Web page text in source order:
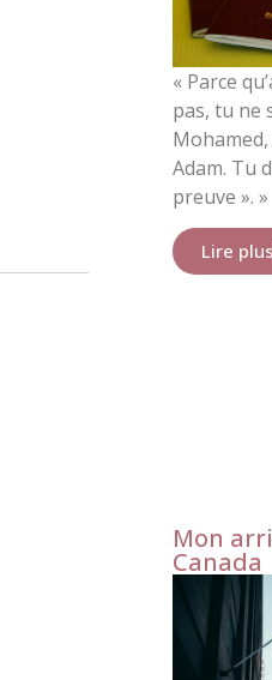
« Parce
pas, tu ne
Adam. Tu
preuve ». »
Lire plus
Mon
Canada